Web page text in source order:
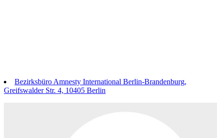
Bezirksbüro Amnesty International Berlin-Brandenburg,
Greifswalder Str. 4, 10405 Berlin